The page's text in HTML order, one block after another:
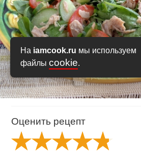
На iamcook.ru мы используем
файлы cookie.
Оценить рецепт